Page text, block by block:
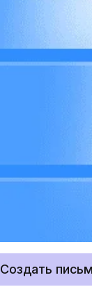
Создать